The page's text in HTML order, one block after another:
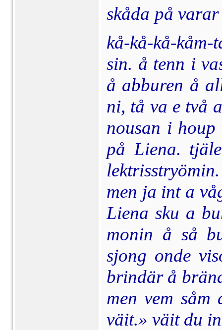
skåda på
kå-kå-kå-
sin. å tenn i
å abburen å
ni, tå va e två
nousan i
på Liena.
men ja int a
Liena sku a
monin å så
sjong onde
brindär å
men vem
väit.» väit du